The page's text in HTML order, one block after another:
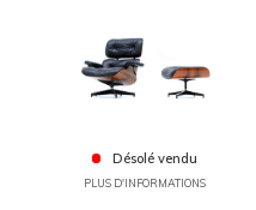
Désolé vendu
PLUS D'INFORMATIONS